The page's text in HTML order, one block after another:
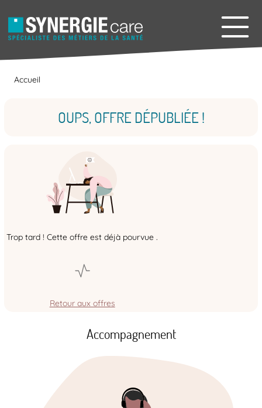
Accueil
OUPS, OFFRE DÉPUBLIÉE !
Trop tard ! Cette offre est déjà pourvue .
Retour aux offres
Accompagnement